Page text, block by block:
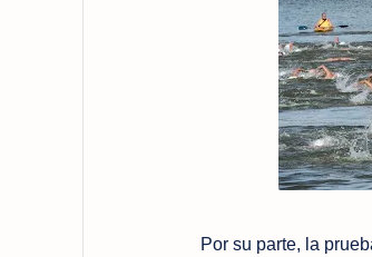
Por su parte, la